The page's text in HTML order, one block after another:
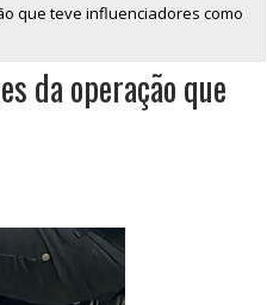
que teve influenciadores como
da operação que